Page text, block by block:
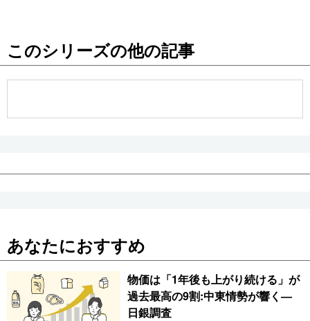
このシリーズの他の記事
あなたにおすすめ
物価は「1年後も上がり続ける」が
過去最高の9割:中東情勢が響く―
日銀調査